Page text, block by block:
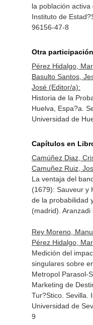
la población activa
Instituto de
96156-47-8
Otra
Pérez Hidalgo,
Basulto Santos,
José (Editor/a):
Historia de la
Huelva, Espa?a.
Universidad de
Capítulos en
Camúñez Diaz,
Camuñez Ruiz,
La ventaja del
(1679): Sauveur y
de la probabilidad
(madrid). Aranzadi
Rey Moreno,
Pérez Hidalgo,
Medición del
singulares sobre
Metropol Parasol-
Marketing de
Tur?Stico. Sevilla.
Universidad de
9